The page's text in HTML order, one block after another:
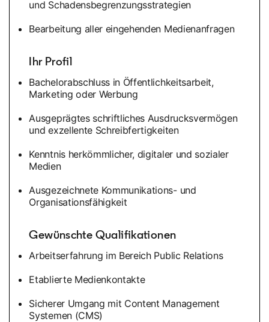
und Schadensbegrenzungsstrategien
Bearbeitung aller eingehenden Medienanfragen
Ihr Profil
Bachelorabschluss in Öffentlichkeitsarbeit,
Marketing oder Werbung
Ausgeprägtes schriftliches Ausdrucksvermögen
und exzellente Schreibfertigkeiten
Kenntnis herkömmlicher, digitaler und sozialer
Medien
Ausgezeichnete Kommunikations- und
Organisationsfähigkeit
Gewünschte Qualifikationen
Arbeitserfahrung im Bereich Public Relations
Etablierte Medienkontakte
Sicherer Umgang mit Content Management
Systemen (CMS)